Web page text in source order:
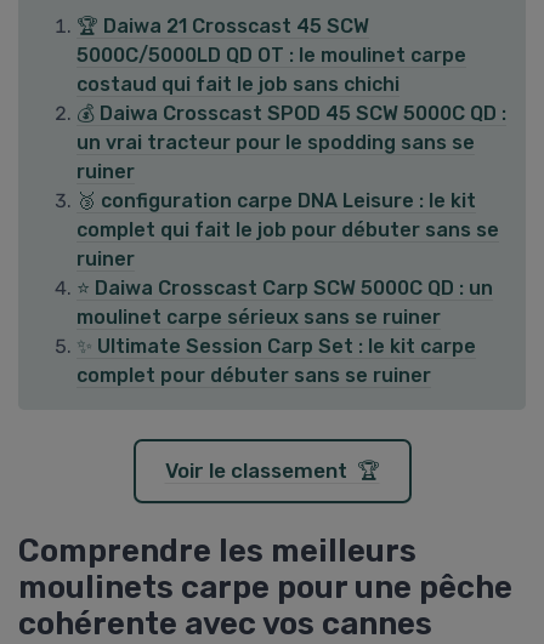
🏆 Daiwa 21 Crosscast 45 SCW
5000C/5000LD QD OT : le moulinet carpe
costaud qui fait le job sans chichi
💰 Daiwa Crosscast SPOD 45 SCW 5000C QD :
un vrai tracteur pour le spodding sans se
ruiner
🥉 configuration carpe DNA Leisure : le kit
complet qui fait le job pour débuter sans se
ruiner
⭐ Daiwa Crosscast Carp SCW 5000C QD : un
moulinet carpe sérieux sans se ruiner
✨ Ultimate Session Carp Set : le kit carpe
complet pour débuter sans se ruiner
Voir le classement 🏆
Comprendre les meilleurs
moulinets carpe pour une pêche
cohérente avec vos cannes